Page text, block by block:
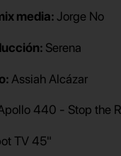
media:Jorge No
Serena
Assiah Alcázar
440 - Stop the
TV 45"